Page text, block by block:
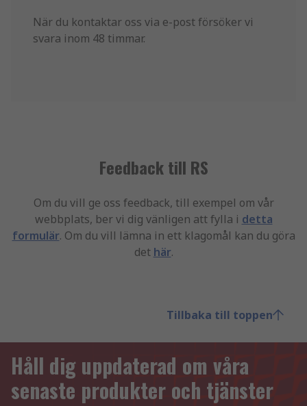
När du kontaktar oss via e-post försöker vi
svara inom 48 timmar.
Feedback till RS
Om du vill ge oss feedback, till exempel om vår
webbplats, ber vi dig vänligen att fylla i detta
formulär. Om du vill lämna in ett klagomål kan du göra
det här.
Tillbaka till toppen
Håll dig uppdaterad om våra
senaste produkter och tjänster